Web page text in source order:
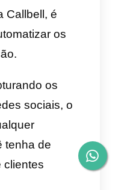
um módulo
completamente
para equipes
esse
dados de
primeira
e
resolução de